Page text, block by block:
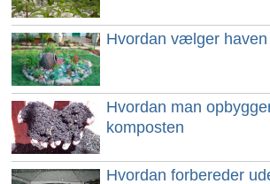
Hvordan vælger
Hvordan man
komposten
Hvordan forbereder